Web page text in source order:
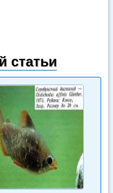
статьи